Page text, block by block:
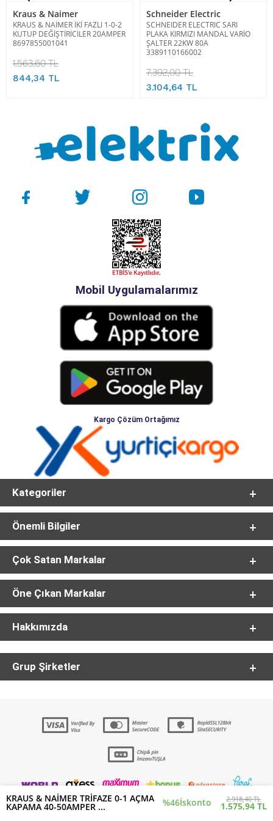
KRAUS & NAİMER TRİFAZE 0-1 AÇMA
KAPAMA 40-50AMPER ... %46İskonto 2.918,40 TL
1.575,94 TL
Kraus & Naimer
KRAUS & NAİMER İKİ FAZLI 1-0-2
KUTUP DEĞİŞTİRİCİLER 20AMPER
8697855001041
1.563,60 TL
844,34 TL
Schneider Electric
SCHNEIDER ELECTRIC SARI
PLAKA KIRMIZI MANDAL VARİO
ŞALTER 22KW 80A
3389110166002
7.392,00 TL
3.104,64 TL
Mobil Uygulamalarımız
Kargo Çözüm Ortağımız
Kategoriler
Önemli Bilgiler
Çok Satan Markalar
Öne Çıkan Markalar
Hakkımızda
Grup Şirketler